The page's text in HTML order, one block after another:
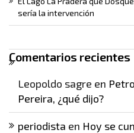
sería la intervención
Comentarios recientes
Leopoldo sagre en
Pereira, ¿qué dijo?
periodista en Hoy se